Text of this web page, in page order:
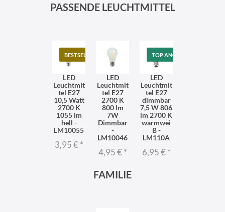
PASSENDE LEUCHTMITTEL
BESTSELLER
LED
Leuchtmit
tel E27
10,5 Watt
2700 K
1055 lm
hell -
LM10055
3,95 €*
LED
Leuchtmit
tel E27
2700 K
800 lm
7W
Dimmbar
-
LM10046
4,95 €*
TOP ANGEBOT
LED
Leuchtmit
tel E27
dimmbar
7,5 W 806
lm 2700 K
warmwei
ß -
LM110A
6,95 €*
FAMILIE